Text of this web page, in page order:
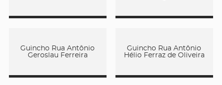
Guincho Rua Antônio
Geroslau Ferreira
Guincho Rua Antônio
Hélio Ferraz de Oliveira